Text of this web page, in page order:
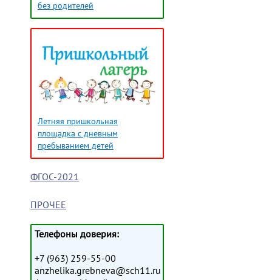
без родителей
Летняя пришкольная
площадка с дневным
пребыванием детей
ФГОС-2021
ПРОЧЕЕ
Телефоны доверия:
+7 (963) 259-55-00
anzhelika.grebneva@sch11.ru